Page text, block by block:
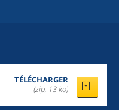
TÉLÉCHARGER
(zip, 13 ko)